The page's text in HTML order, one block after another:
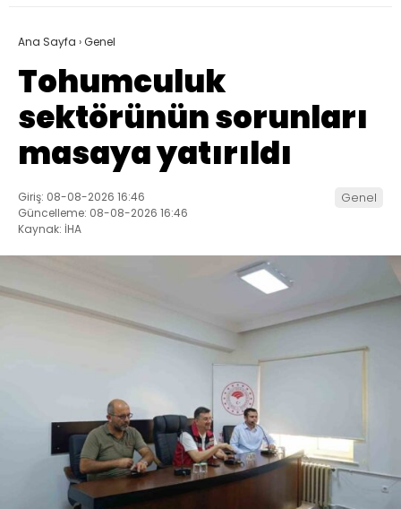
Ana Sayfa ›Genel
Tohumculuk
sektörünün sorunları
masaya yatırıldı
Giriş: 08-08-2026 16:46
Güncelleme: 08-08-2026 16:46
Kaynak: İHA
Genel